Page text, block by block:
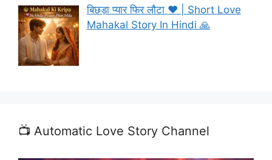
बिछड़ा प्यार फिर लौटा ❤️ | Short Love
Mahakal Story In Hindi 🙏
📺 Automatic Love Story Channel